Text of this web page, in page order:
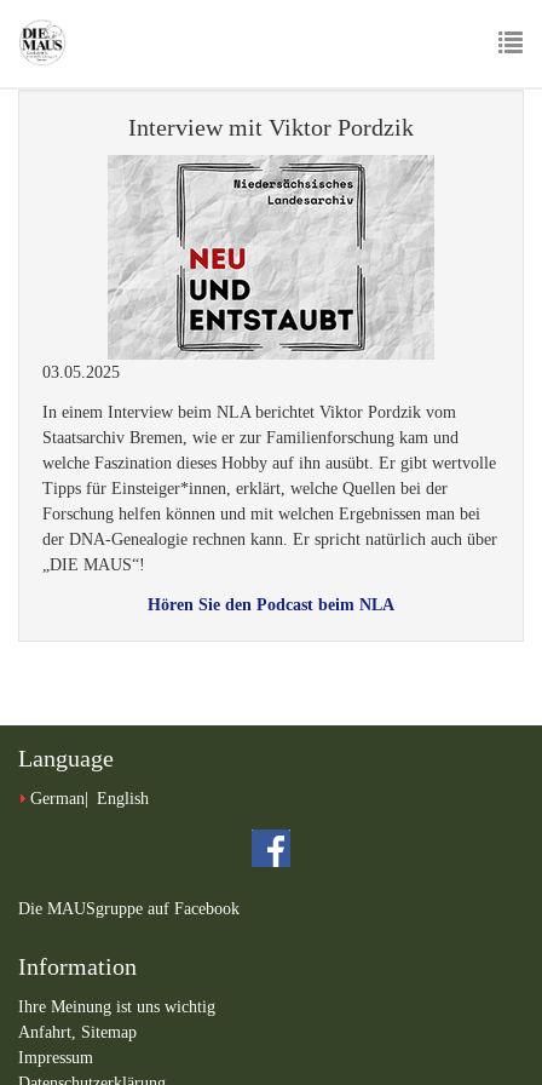
main
content
Interview mit Viktor Pordzik
03.05.2025
In einem Interview beim NLA berichtet Viktor Pordzik vom
Staatsarchiv Bremen, wie er zur Familienforschung kam und
welche Faszination dieses Hobby auf ihn ausübt. Er gibt wertvolle
Tipps für Einsteiger*innen, erklärt, welche Quellen bei der
Forschung helfen können und mit welchen Ergebnissen man bei
der DNA-Genealogie rechnen kann. Er spricht natürlich auch über
„DIE MAUS“!
Hören Sie den Podcast beim NLA
Language
German English
Die MAUSgruppe auf Facebook
Information
Ihre Meinung ist uns wichtig
Anfahrt, Sitemap
Impressum